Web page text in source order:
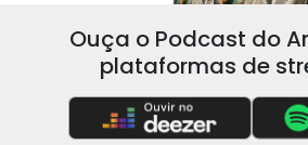
Ouça o Podcast do
plataformas de